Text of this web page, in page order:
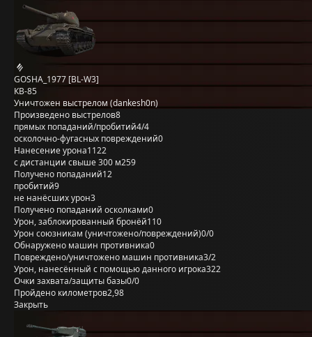
GOSHA_1977 [BL-W3]
КВ-85
Уничтожен выстрелом (dankesh0n)
Произведено выстрелов8
прямых попаданий/пробитий4/4
осколочно-фугасных повреждений0
Нанесение урона1122
с дистанции свыше 300 м259
Получено попаданий12
пробитий9
не нанёсших урон3
Получено попаданий осколками0
Урон, заблокированный бронёй110
Урон союзникам (уничтожено/повреждений)0/0
Обнаружено машин противника0
Повреждено/уничтожено машин противника3/2
Урон, нанесённый с помощью данного игрока322
Очки захвата/защиты базы0/0
Пройдено километров2,98
Закрыть